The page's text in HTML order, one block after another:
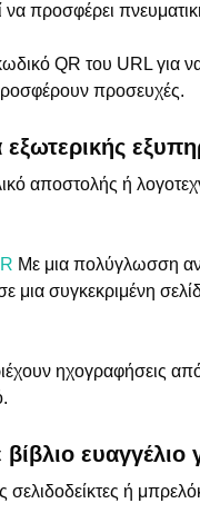
προσφέρει
QR του URL για
προσευχές.
αποστολής ή
Με μια πολύγλωσση
μια συγκεκριμένη
ηχογραφήσεις
ή μπρελόκ,